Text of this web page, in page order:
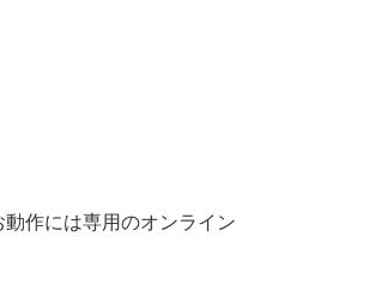
作には専用のオンライン